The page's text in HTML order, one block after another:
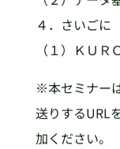
４．さいごに
（１）ＫＵ
※本セミナー
送りするURL
加ください。